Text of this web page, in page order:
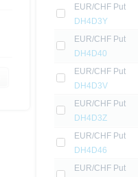
EUR/CHF Put
DH4D3Y
EUR/CHF Put
DH4D40
EUR/CHF Put
DH4D3V
EUR/CHF Put
DH4D3Z
EUR/CHF Put
DH4D46
EUR/CHF Put